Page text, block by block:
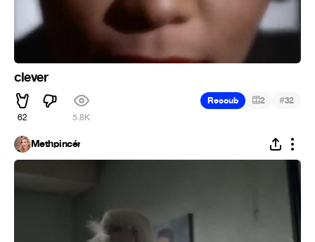
clever
62 5.8K
Recoub 2 #32
Methpincér